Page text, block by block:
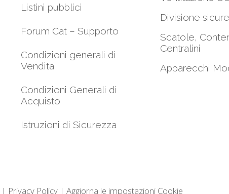
Listini pubblici
Forum Cat – Supporto
Condizioni generali di
Vendita
Condizioni Generali di
Acquisto
Istruzioni di Sicurezza
Divisione
Scatole,
Centralini
Apparecchi
| Privacy Policy | Aggiorna le impostazioni Cookie